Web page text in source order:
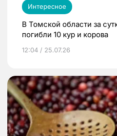
Интересное
В Томской области за
погибли 10 кур и корова
12:04 / 25.07.26